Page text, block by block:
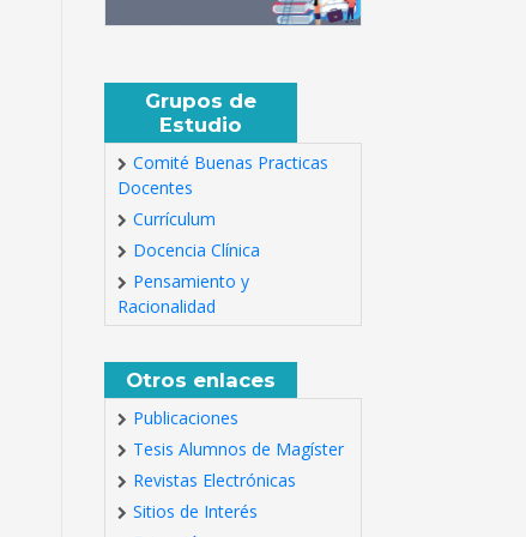
Grupos de
Estudio
Comité Buenas Practicas
Docentes
Currículum
Docencia Clínica
Pensamiento y
Racionalidad
Otros enlaces
Publicaciones
Tesis Alumnos de Magíster
Revistas Electrónicas
Sitios de Interés